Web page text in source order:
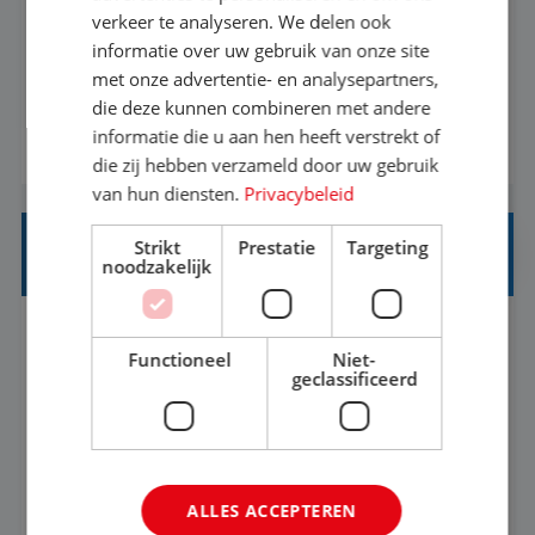
Als Stagiaire Business Intelligence ga je de
informatiebehoefte van verschillende interne
afdelingen specificeren. Aan de hand van deze
informatiebehoefte ga je BI-producten zoals
adviezen, rapportages en dashboards
ontwikkelen, aanpassen en leveren. Deze
producten ontwikkel je door middel van de data
uit ons datawa...
BEKIJK VACATURE
INKOPER VAKANTIES
Nijmegen Baan 33-36 uur MBO
Jij vindt de mooiste plekjes ter wereld en geeft
eenoudergezinnen én singles de meest
onvergetelijke vakanties van hun leven, hoe gaaf
is dat? Ben jij de commerciële professional die
verkeer te analyseren. We delen ook
informatie over uw gebruik van onze site
met onze advertentie- en analysepartners,
die deze kunnen combineren met andere
informatie die u aan hen heeft verstrekt of
die zij hebben verzameld door uw gebruik
van hun diensten. Privacybeleid
Strikt
noodzakelijk
Prestatie Targeting
Functioneel
Niet-
geclassificeerd
ALLES ACCEPTEREN